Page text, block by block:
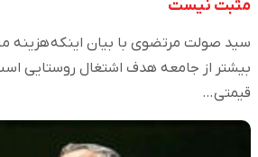
مثبت نیست
سید صولت مرتضوی با بیان اینکه هزینه
بیشتر از جامعه هدف اشتغال روستایی
قیمتی…